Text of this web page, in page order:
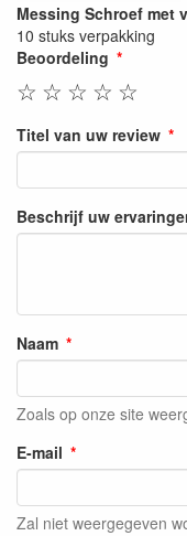
Messing Schroef met
10 stuks verpakking
Beoordeling
☆
☆
☆
☆
☆
Titel van uw review
Beschrijf uw
Naam
Zoals op onze site
E-mail
Zal niet weergegeven